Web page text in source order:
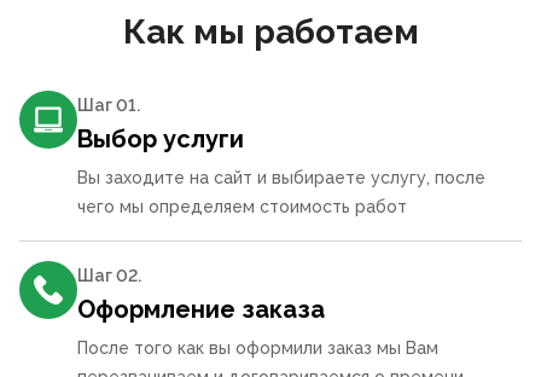
Как мы работаем
Шаг 01.
Выбор услуги
Вы заходите на сайт и выбираете услугу, после
чего мы определяем стоимость работ
Шаг 02.
Оформление заказа
После того как вы оформили заказ мы Вам